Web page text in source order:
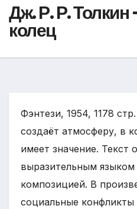
Дж. Р. Р.
колец
Фэнтези, 1954, 1178
создаёт атмосферу, в
имеет значение. Текст
выразительным
композицией. В
социальные